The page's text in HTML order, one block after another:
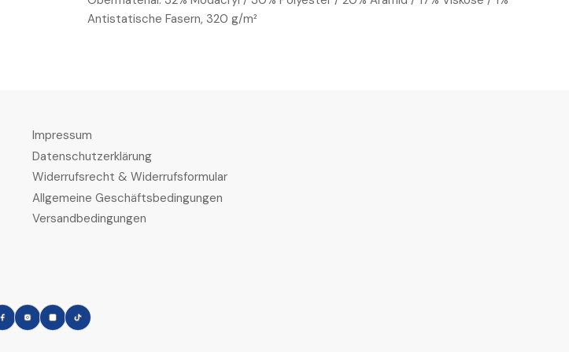
Antistatische Fasern, 320 g/m²
Impressum
Datenschutzerklärung
Widerrufsrecht & Widerrufsformular
Allgemeine Geschäftsbedingungen
Versandbedingungen
FacebookInstagram
LinkedInTikTok